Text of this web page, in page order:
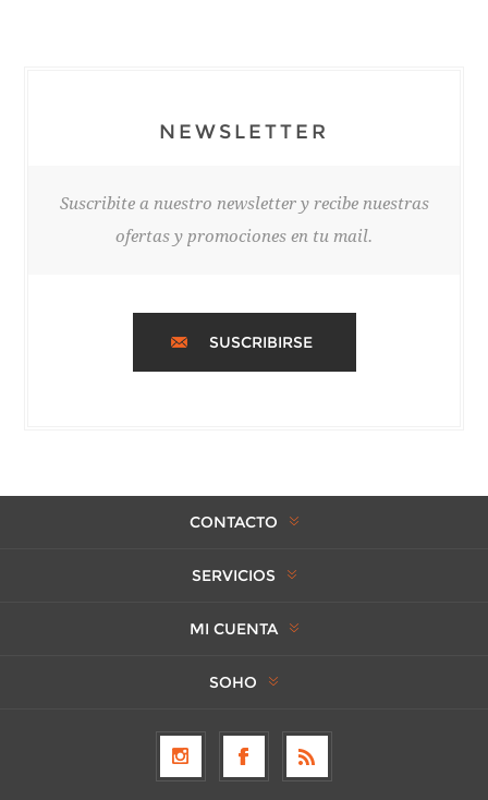
NEWSLETTER
Suscribite a nuestro newsletter y recibe nuestras
ofertas y promociones en tu mail.
SUSCRIBIRSE
CONTACTO
SERVICIOS
MI CUENTA
SOHO